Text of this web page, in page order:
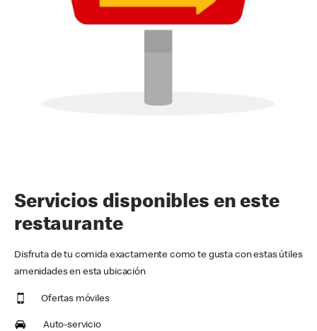
Servicios disponibles en este
restaurante
Disfruta de tu comida exactamente como te gusta con estas útiles
amenidades en esta ubicación
Ofertas móviles
Auto-servicio